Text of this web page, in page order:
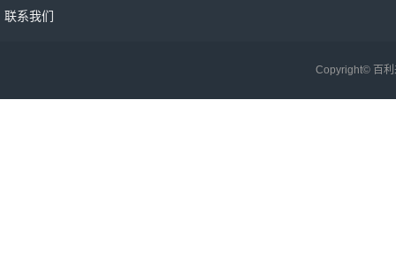
联系我们
Copyright© 百